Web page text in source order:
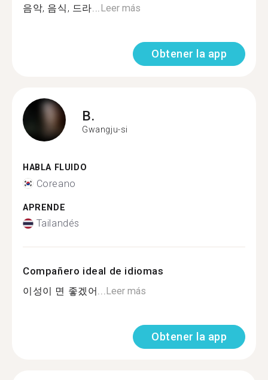
음악, 음식, 드라...Leer más
Obtener la app
B.
Gwangju-si
HABLA FLUIDO
Coreano
APRENDE
Tailandés
Compañero ideal de idiomas
이성이 면 좋겠어...Leer más
Obtener la app